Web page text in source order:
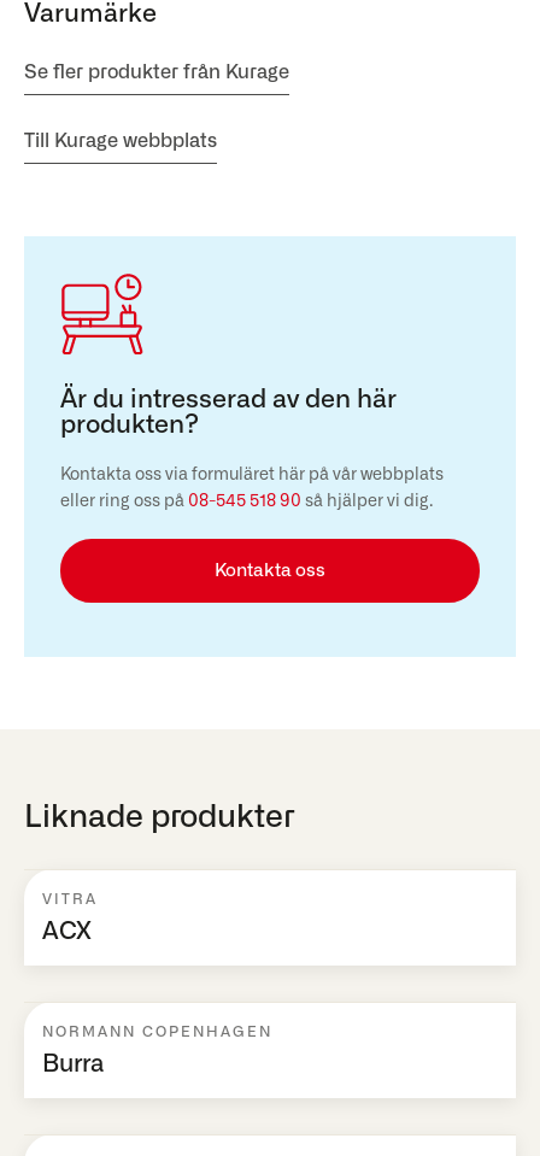
Varumärke
Se fler produkter från Kurage
Till Kurage webbplats
Är du intresserad av den här
produkten?
Kontakta oss via formuläret här på vår webbplats
eller ring oss på 08-545 518 90 så hjälper vi dig.
Kontakta oss
Liknade produkter
VITRA
ACX
NORMANN COPENHAGEN
Burra